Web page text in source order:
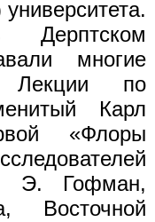
университета.
многие
Лекции по
Карл
«Флоры
Э. Гофман,
Восточной